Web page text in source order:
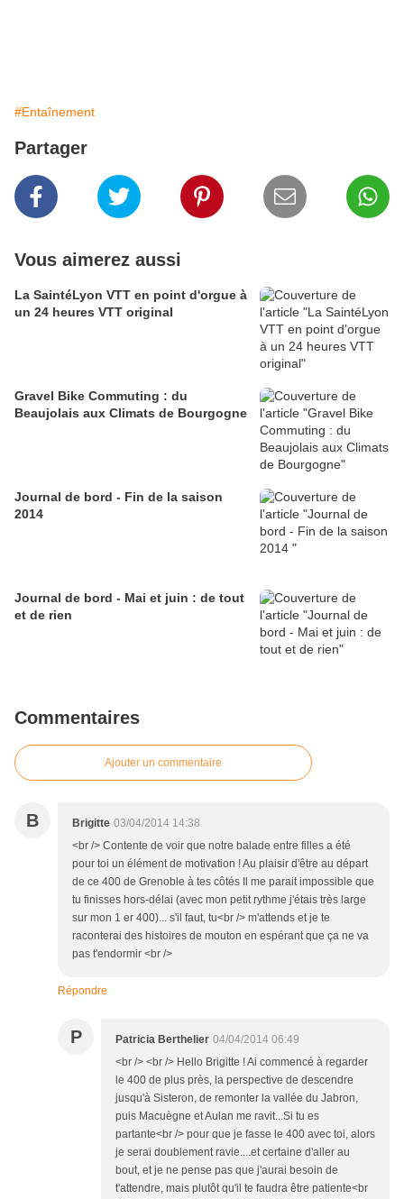
#Entaînement
Partager
Vous aimerez aussi
La SaintéLyon VTT en point d'orgue à
un 24 heures VTT original
Gravel Bike Commuting : du
Beaujolais aux Climats de Bourgogne
Journal de bord - Fin de la saison
2014
Journal de bord - Mai et juin : de tout
et de rien
Commentaires
Ajouter un commentaire
B Brigitte 03/04/2014 14:38
<br /> Contente de voir que notre balade entre filles a été
pour toi un élément de motivation ! Au plaisir d'être au départ
de ce 400 de Grenoble à tes côtés Il me parait impossible que
tu finisses hors-délai (avec mon petit rythme j'étais très large
sur mon 1 er 400)... s'il faut, tu<br /> m'attends et je te
raconterai des histoires de mouton en espérant que ça ne va
pas t'endormir <br />
Répondre
P Patricia Berthelier 04/04/2014 06:49
<br /> <br /> Hello Brigitte ! Ai commencé à regarder
le 400 de plus près, la perspective de descendre
jusqu'à Sisteron, de remonter la vallée du Jabron,
puis Macuègne et Aulan me ravit...Si tu es
partante<br /> pour que je fasse le 400 avec toi, alors
je serai doublement ravie....et certaine d'aller au
bout, et je ne pense pas que j'aurai besoin de
t'attendre, mais plutôt qu'il te faudra être patiente<br